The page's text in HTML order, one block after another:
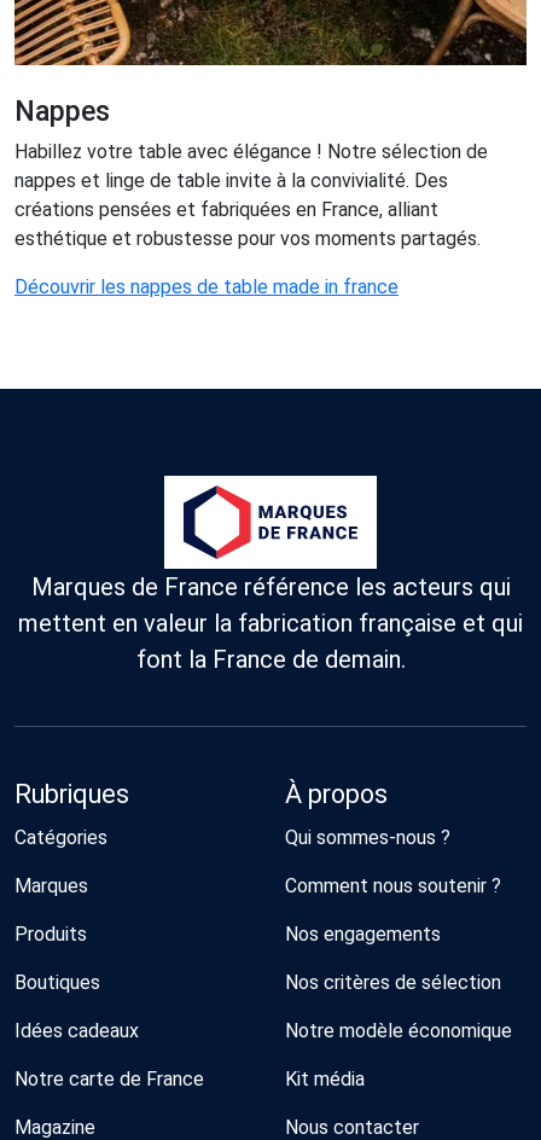
Nappes
Habillez votre table avec élégance ! Notre sélection de
nappes et linge de table invite à la convivialité. Des
créations pensées et fabriquées en France, alliant
esthétique et robustesse pour vos moments partagés.
Découvrir les nappes de table made in france
Marques de France référence les acteurs qui
mettent en valeur la fabrication française et qui
font la France de demain.
Rubriques
Catégories
Marques
Produits
Boutiques
Idées cadeaux
Notre carte de France
Magazine
À propos
Qui sommes-nous ?
Comment nous soutenir ?
Nos engagements
Nos critères de sélection
Notre modèle économique
Kit média
Nous contacter